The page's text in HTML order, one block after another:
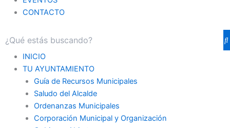
CONTACTO
INICIO
TU AYUNTAMIENTO
Guía de Recursos Municipales
Saludo del Alcalde
Ordenanzas Municipales
Corporación Municipal y Organización